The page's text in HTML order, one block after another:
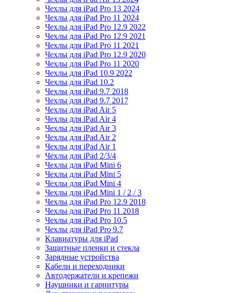
Чехлы для iPad Pro 13 2024
Чехлы для iPad Pro 11 2024
Чехлы для iPad Pro 12.9 2022
Чехлы для iPad Pro 12.9 2021
Чехлы для iPad Pro 11 2021
Чехлы для iPad Pro 12.9 2020
Чехлы для iPad Pro 11 2020
Чехлы для iPad 10.9 2022
Чехлы для iPad 10.2
Чехлы для iPad 9.7 2018
Чехлы для iPad 9.7 2017
Чехлы для iPad Air 5
Чехлы для iPad Air 4
Чехлы для iPad Air 3
Чехлы для iPad Air 2
Чехлы для iPad Air 1
Чехлы для iPad 2/3/4
Чехлы для iPad Mini 6
Чехлы для iPad Mini 5
Чехлы для iPad Mini 4
Чехлы для iPad Mini 1 / 2 / 3
Чехлы для iPad Pro 12.9 2018
Чехлы для iPad Pro 11 2018
Чехлы для iPad Pro 10.5
Чехлы для iPad Pro 9.7
Клавиатуры для iPad
Защитные пленки и стекла
Зарядные устройства
Кабели и переходники
Автодержатели и крепежи
Наушники и гарнитуры